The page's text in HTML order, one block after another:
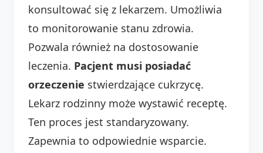
konsultować się z lekarzem. Umożliwia
to monitorowanie stanu zdrowia.
Pozwala również na dostosowanie
leczenia. Pacjent musi posiadać
orzeczenie stwierdzające cukrzycę.
Lekarz rodzinny może wystawić receptę.
Ten proces jest standaryzowany.
Zapewnia to odpowiednie wsparcie.